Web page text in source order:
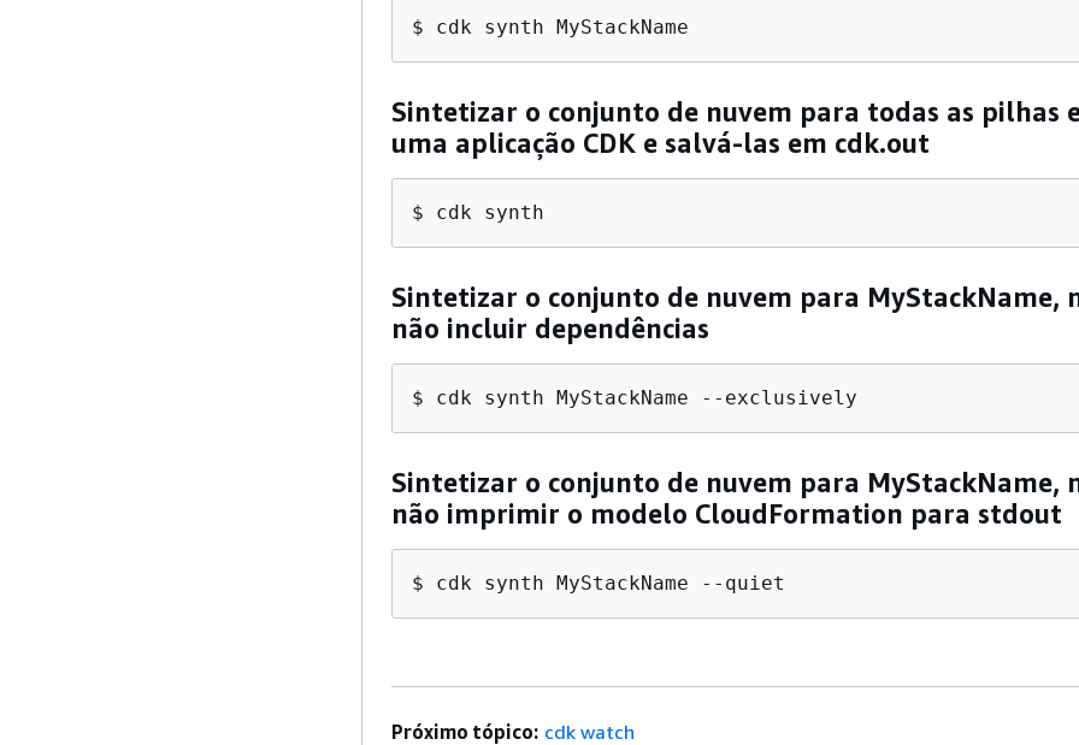
$ cdk synth MyStackName
Sintetizar o conjunto de nuvem para todas as pilhas
uma aplicação CDK e salvá-las em cdk.out
$ cdk synth
Sintetizar o conjunto de nuvem para MyStackName,
não incluir dependências
$ cdk synth MyStackName --exclusively
Sintetizar o conjunto de nuvem para MyStackName,
não imprimir o modelo CloudFormation para stdout
$ cdk synth MyStackName --quiet
Próximo tópico: cdk watch